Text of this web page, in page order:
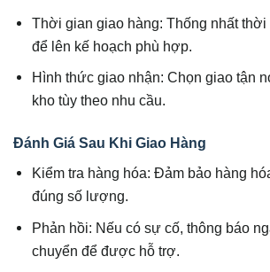
Thời gian giao hàng: Thống nhất thời
để lên kế hoạch phù hợp.
Hình thức giao nhận: Chọn giao tận
kho tùy theo nhu cầu.
Đánh Giá Sau Khi Giao Hàng
Kiểm tra hàng hóa: Đảm bảo hàng
đúng số lượng.
Phản hồi: Nếu có sự cố, thông báo
chuyển để được hỗ trợ.